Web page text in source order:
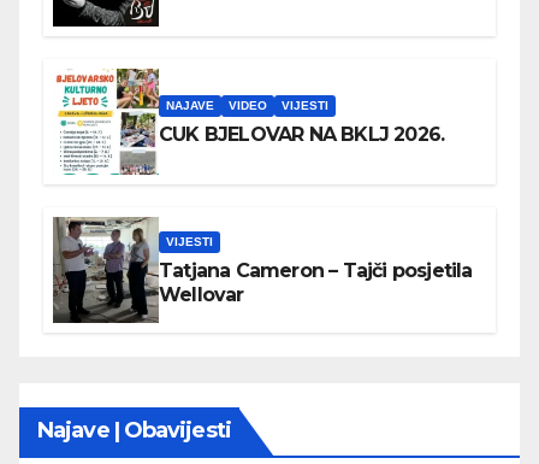
NAJAVE VIDEO VIJESTI
CUK BJELOVAR NA BKLJ 2026.
VIJESTI
Tatjana Cameron – Tajči posjetila
Wellovar
Najave | Obavijesti